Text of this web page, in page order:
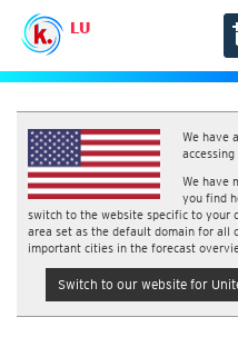
LU
We have
We have
you find
switch to the website specific to your
area set as the default domain for all
important cities in the forecast
Switch to our website for